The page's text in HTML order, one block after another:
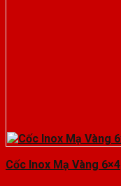
Cốc Inox Mạ Vàng 6×4